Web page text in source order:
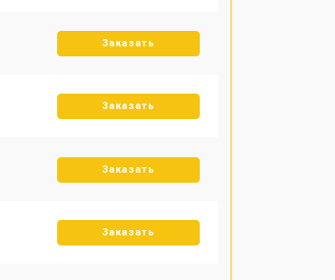
Заказать
Заказать
Заказать
Заказать